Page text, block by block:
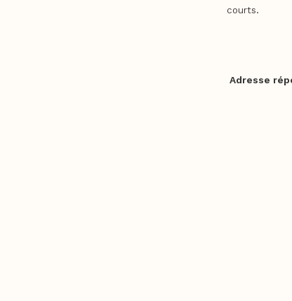
courts.
Adresse